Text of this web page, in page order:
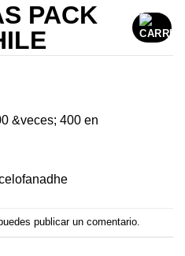
&veces; 400 en
publicar un comentario